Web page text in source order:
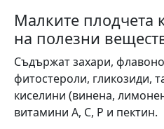
Малките плодчета
на полезни
Съдържат захари,
фитостероли, гликозиди,
киселини (винена,
витамини A, C, P и пектин.